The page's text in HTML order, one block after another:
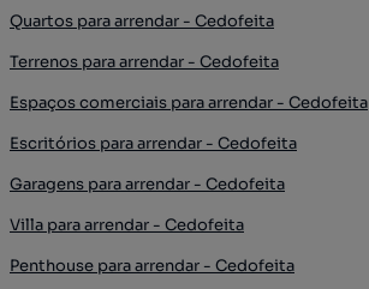
Quartos para arrendar - Cedofeita
Terrenos para arrendar - Cedofeita
Espaços comerciais para arrendar - Cedofeita
Escritórios para arrendar - Cedofeita
Garagens para arrendar - Cedofeita
Villa para arrendar - Cedofeita
Penthouse para arrendar - Cedofeita